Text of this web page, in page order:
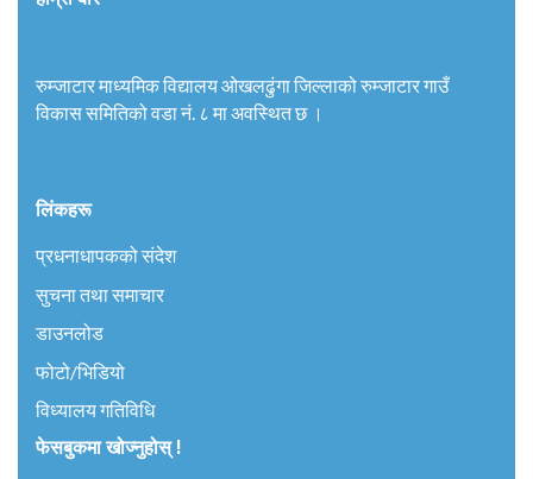
रुम्जाटार माध्यमिक विद्यालय ओखलढुंगा जिल्लाको रुम्जाटार गाउँ
विकास समितिको वडा नं. ८ मा अवस्थित छ ।
लिंकहरू
प्रधनाधापकको संदेश
सुचना तथा समाचार
डाउनलोड
फोटो/भिडियो
विध्यालय गतिविधि
फेसबुकमा खोज्नुहोस् !